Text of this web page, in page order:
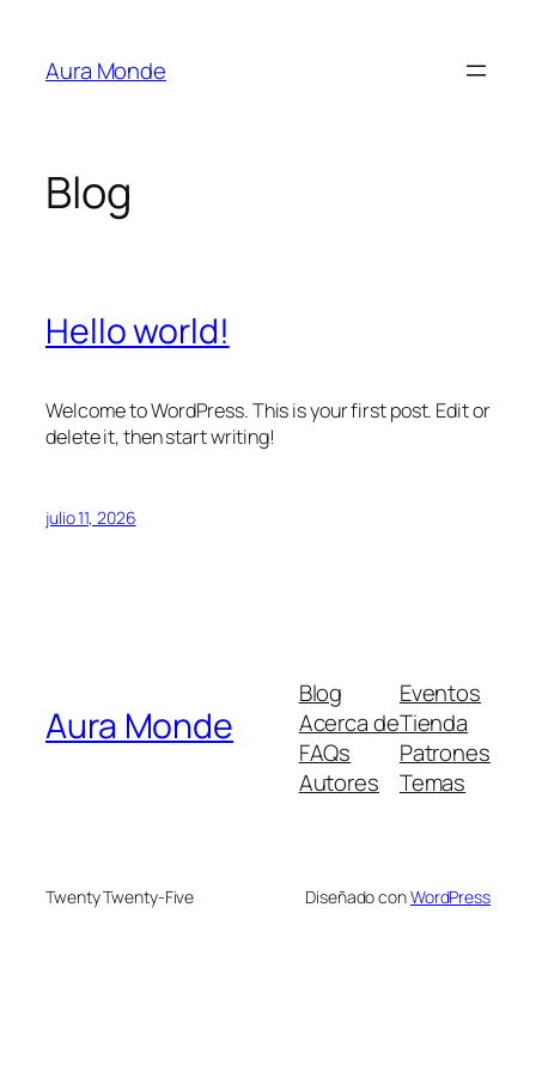
contenido
Aura Monde
Blog
Hello world!
Welcome to WordPress. This is your first post. Edit or
delete it, then start writing!
julio 11, 2026
Aura Monde
Blog
Acerca de
FAQs
Autores
Eventos
Tienda
Patrones
Temas
Twenty Twenty-Five Diseñado conWordPress